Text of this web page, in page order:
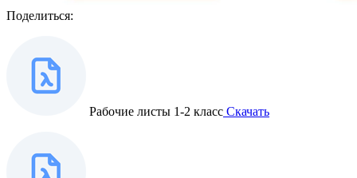
Поделиться:
Рабочие листы 1-2 класс Скачать